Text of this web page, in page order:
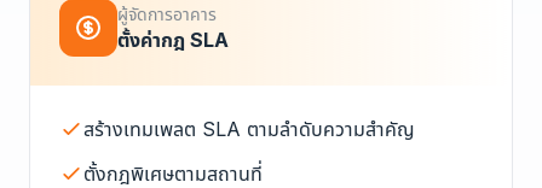
ผู้จัดการอาคาร
ตั้งค่ากฎ SLA
สร้างเทมเพลต SLA ตามลำดับความสำคัญ
ตั้งกฎพิเศษตามสถานที่